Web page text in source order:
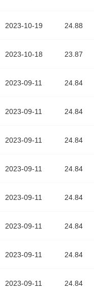
2023-10-19
2023-10-18
2023-09-11
2023-09-11
2023-09-11
2023-09-11
2023-09-11
2023-09-11
2023-09-11
2023-09-11
24.88
23.87
24.84
24.84
24.84
24.84
24.84
24.84
24.84
24.84